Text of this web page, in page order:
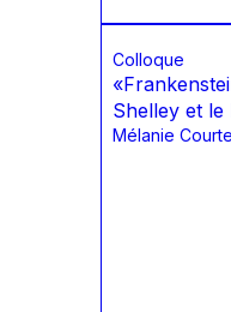
Colloque
Shelley et le
Mélanie